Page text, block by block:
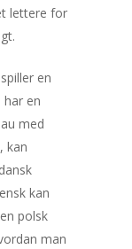
lettere for
en
har en
med
kan
kan
polsk
man